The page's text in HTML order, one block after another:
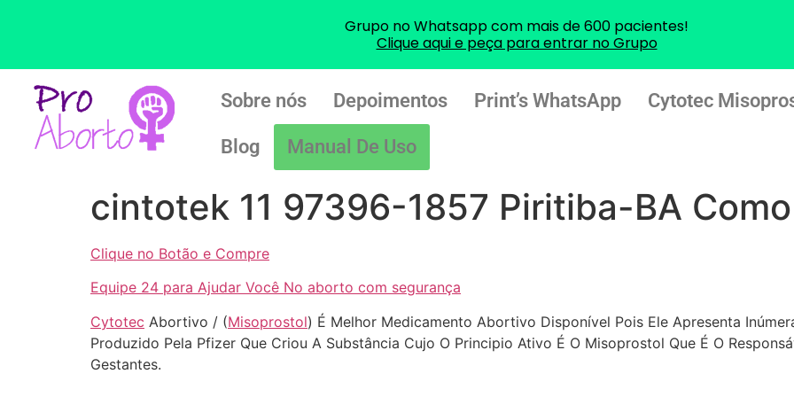
Sobre nós Depoimentos Print’s WhatsApp Cytotec
Blog Manual De Uso
cintotek 11 97396-1857 Piritiba-BA
Clique no Botão e Compre
Equipe 24 para Ajudar Você No aborto com segurança
Cytotec Abortivo / (Misoprostol) É Melhor Medicamento Abortivo Disponível Pois Ele Apresenta
Produzido Pela Pfizer Que Criou A Substância Cujo O Principio Ativo É O Misoprostol Que É O
Gestantes.
Grupo no Whatsapp com mais de 600 pacientes!
Clique aqui e peça para entrar no Grupo